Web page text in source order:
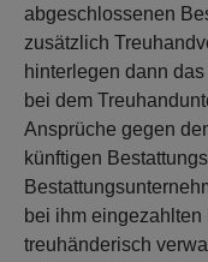
abgeschlossenen
zusätzlich
hinterlegen dann
bei dem
Ansprüche gegen
künftigen
bei ihm
treuhänderisch